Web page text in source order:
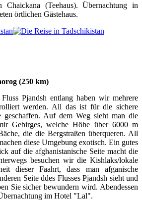
Chaickana (Teehaus). Übernachtung in
örtlichen Gästehaus.
(250 km)
Pjandsh entlang haben wir mehrere
werden. All das ist für die sichere
geschaffen. Auf dem Weg sieht man die
Gebirges, welche Höhe über 6000 m
die die Bergstraßen überqueren. All
diese Umgebung exotisch. Ein gutes
auf die afghanistanische Seite macht die
besuchen wir die Kishlaks/lokale
dieser Faahrt, dass man afganische
Seite ddes Flusses Pjandsh sieht und
Sie sicher bewundern wird. Abendessen
im Hotel "Lal".